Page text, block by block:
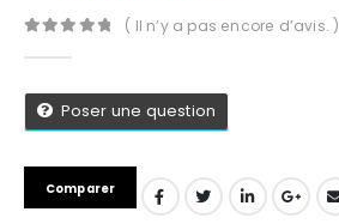
( Il n’y a pas encore d’avis. )
Poser une question
Comparer